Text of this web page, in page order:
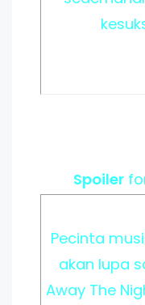
Spoiler
Pecinta
akan lupa
Away The